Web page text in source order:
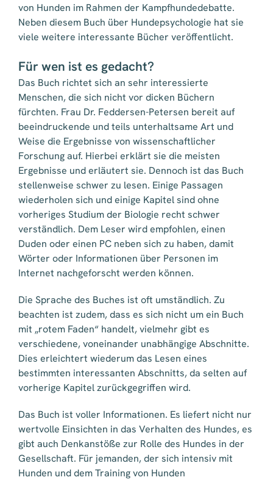
von Hunden im Rahmen der Kampfhundedebatte.
Neben diesem Buch über Hundepsychologie hat sie
viele weitere interessante Bücher veröffentlicht.
Für wen ist es gedacht?
Das Buch richtet sich an sehr interessierte
Menschen, die sich nicht vor dicken Büchern
fürchten. Frau Dr. Feddersen-Petersen bereit auf
beeindruckende und teils unterhaltsame Art und
Weise die Ergebnisse von wissenschaftlicher
Forschung auf. Hierbei erklärt sie die meisten
Ergebnisse und erläutert sie. Dennoch ist das Buch
stellenweise schwer zu lesen. Einige Passagen
wiederholen sich und einige Kapitel sind ohne
vorheriges Studium der Biologie recht schwer
verständlich. Dem Leser wird empfohlen, einen
Duden oder einen PC neben sich zu haben, damit
Wörter oder Informationen über Personen im
Internet nachgeforscht werden können.
Die Sprache des Buches ist oft umständlich. Zu
beachten ist zudem, dass es sich nicht um ein Buch
mit „rotem Faden“ handelt, vielmehr gibt es
verschiedene, voneinander unabhängige Abschnitte.
Dies erleichtert wiederum das Lesen eines
bestimmten interessanten Abschnitts, da selten auf
vorherige Kapitel zurückgegriffen wird.
Das Buch ist voller Informationen. Es liefert nicht nur
wertvolle Einsichten in das Verhalten des Hundes, es
gibt auch Denkanstöße zur Rolle des Hundes in der
Gesellschaft. Für jemanden, der sich intensiv mit
Hunden und dem Training von Hunden